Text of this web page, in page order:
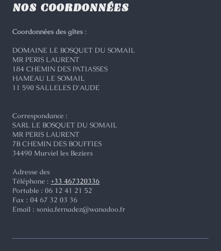
NOS COORDONNÉES
Coordonnées des gîtes :
DOMAINE LE BOSQUET DU SOMAIL
MR PERIS LAURENT
184 CHEMIN DES PATIASSES
HAMEAU LE SOMAIL
11 590 SALLELES D'AUDE
Correspondance :
SARL LE BOSQUET DU SOMAIL
MR PERIS LAURENT
7B CHEMIN DES BOUFFIES
34490 Murviel les Beziers
Adresse des
Téléphone : +33 467320336
Portable : 06 12 41 21 52
Fax : 04 67 32 03 36
Email : sonia.fernadez@wanadoo.fr